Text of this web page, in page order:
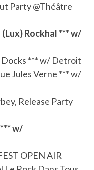
Party @Théâtre
(Lux) Rockhal *** w/
Docks *** w/ Detroit
Jules Verne *** w/
Release Party
w/
OPEN AIR